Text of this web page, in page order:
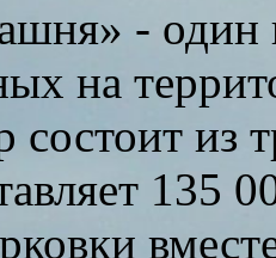
- один
на
состоит из
135